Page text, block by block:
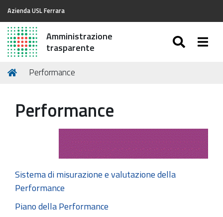
Azienda USL Ferrara
Amministrazione
trasparente
Tu
Home
Performance
Performance
Sistema di misurazione e valutazione della
Performance
Piano della Performance